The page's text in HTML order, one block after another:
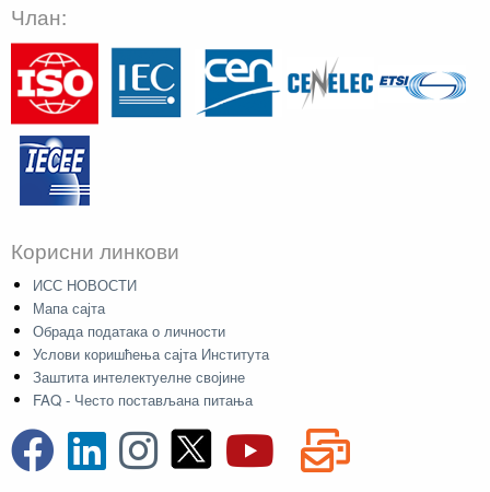
Члан:
Корисни линкови
ИСС НОВОСТИ
Мапа сајта
Обрада података о личности
Услови коришћења сајта Института
Заштита интелектуелне својине
FAQ - Често постављана питања